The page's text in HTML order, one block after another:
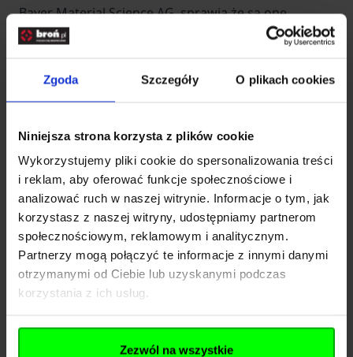
Zgoda Szczegóły O plikach cookies
Niniejsza strona korzysta z plików cookie
Wykorzystujemy pliki cookie do spersonalizowania treści
i reklam, aby oferować funkcje społecznościowe i
analizować ruch w naszej witrynie. Informacje o tym, jak
korzystasz z naszej witryny, udostępniamy partnerom
społecznościowym, reklamowym i analitycznym.
Partnerzy mogą połączyć te informacje z innymi danymi
otrzymanymi od Ciebie lub uzyskanymi podczas
korzystania z ich usług.
Zezwól na wszystkie
Bayer Material Science AG, sprawia że są one
odporne na upadek i zniszczenie, a także bardzo
antyrefleksyjną. Montaż i demontaż nie stanowi
problemu. Filtr jest w kolorze czerwonym.
Dane podstawowe;
Sposób montażu nasunięcie na głowicę
Dane dodatkowe;
Kolor; zielony
Typ materiału plastik
Wymiary
Średnica [mm] 28
Gwarancja;
Informacje producenta